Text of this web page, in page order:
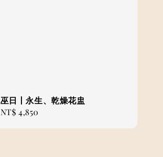
巫日丨永生、乾燥花盅
Regular
NT$ 4,850